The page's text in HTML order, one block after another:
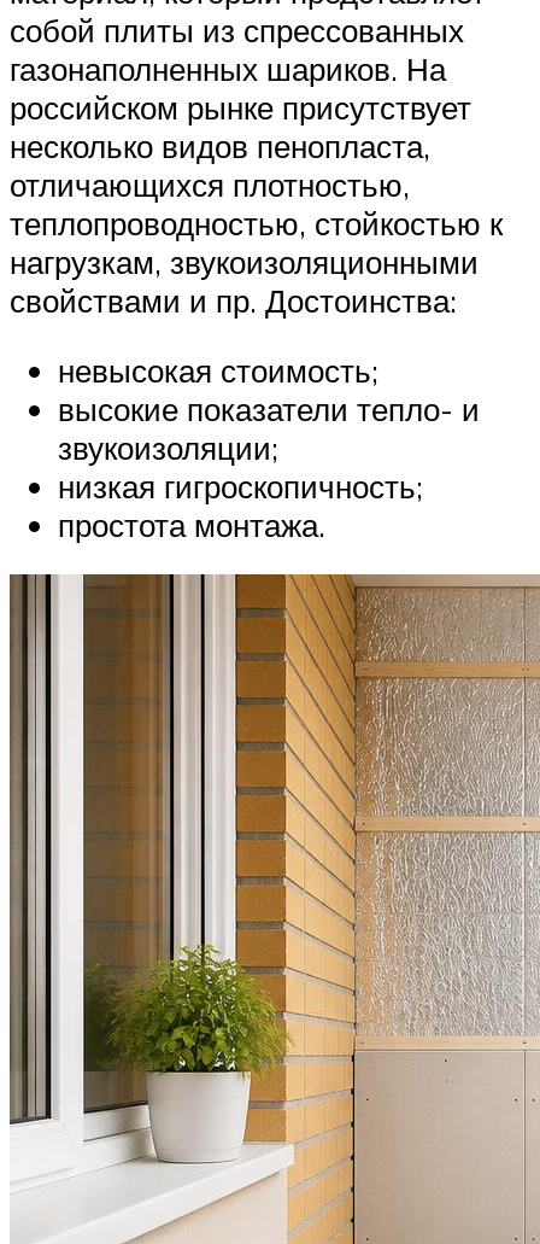
собой плиты из спрессованных
газонаполненных шариков. На
российском рынке присутствует
несколько видов пенопласта,
отличающихся плотностью,
теплопроводностью, стойкостью к
нагрузкам, звукоизоляционными
свойствами и пр. Достоинства:
невысокая стоимость;
высокие показатели тепло- и
звукоизоляции;
низкая гигроскопичность;
простота монтажа.